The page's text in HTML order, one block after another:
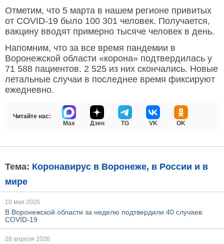
Отметим, что 5 марта в нашем регионе привитых
от COVID-19 было 100 301 человек. Получается,
вакцину вводят примерно тысяче человек в день.
Напомним, что за все время пандемии в
Воронежской области «корона» подтвердилась у
71 588 пациентов. 2 525 из них скончались. Новые
летальные случаи в последнее время фиксируют
ежедневно.
Читайте нас:
Max
Дзен TG VK OK
Тема: Коронавирус в Воронеже, в России и в
мире
10 мая 2026
В Воронежской области за неделю подтвердили 40 случаев
COVID-19
28 апреля 2026